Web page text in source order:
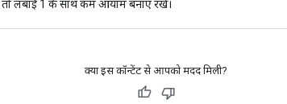
तो लंबाई 1 के साथ कम आयाम बनाए रखें।
क्या इस कॉन्टेंट से आपको मदद मिली?